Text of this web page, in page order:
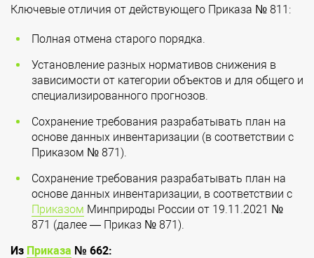
Ключевые отличия от действующего Приказа № 811:
Полная отмена старого порядка.
Установление разных нормативов снижения в
зависимости от категории объектов и для общего и
специализированного прогнозов.
Сохранение требования разрабатывать план на
основе данных инвентаризации (в соответствии с
Приказом № 871).
Сохранение требования разрабатывать план на
основе данных инвентаризации, в соответствии с
Приказом Минприроды России от 19.11.2021 №
871 (далее — Приказ № 871).
Из Приказа № 662: